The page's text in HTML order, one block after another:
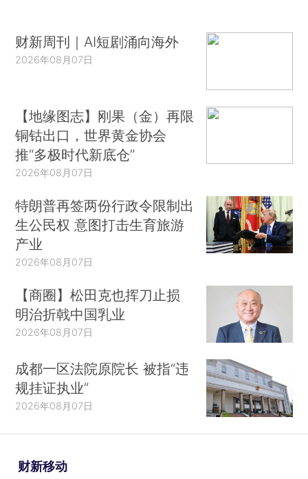
财新周刊｜AI短剧涌向海外
2026年08月07日
【地缘图志】刚果（金）再限
铜钴出口，世界黄金协会
推“多极时代新底仓”
2026年08月07日
特朗普再签两份行政令限制出
生公民权 意图打击生育旅游
产业
2026年08月07日
【商圈】松田克也挥刀止损
明治折戟中国乳业
2026年08月07日
成都一区法院原院长 被指“违
规挂证执业”
2026年08月07日
财新移动